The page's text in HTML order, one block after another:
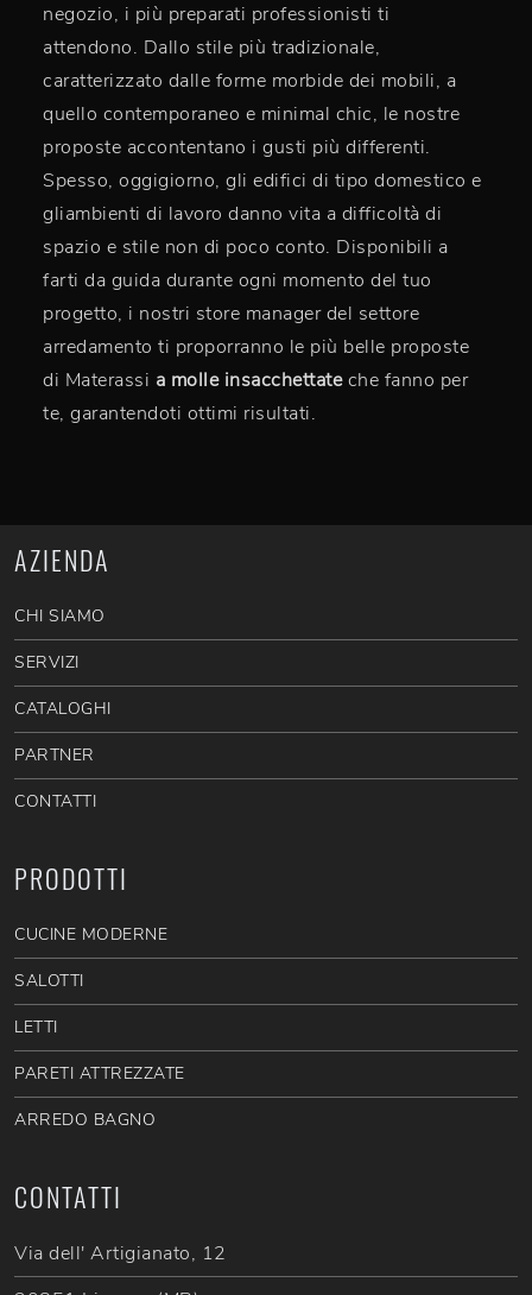
negozio, i più preparati professionisti ti
attendono. Dallo stile più tradizionale,
caratterizzato dalle forme morbide dei mobili, a
quello contemporaneo e minimal chic, le nostre
proposte accontentano i gusti più differenti.
Spesso, oggigiorno, gli edifici di tipo domestico e
gliambienti di lavoro danno vita a difficoltà di
spazio e stile non di poco conto. Disponibili a
farti da guida durante ogni momento del tuo
progetto, i nostri store manager del settore
arredamento ti proporranno le più belle proposte
di Materassi a molle insacchettateche fanno per
te, garantendoti ottimi risultati.
AZIENDA
CHI SIAMO
SERVIZI
CATALOGHI
PARTNER
CONTATTI
PRODOTTI
CUCINE MODERNE
SALOTTI
LETTI
PARETI ATTREZZATE
ARREDO BAGNO
CONTATTI
Via dell' Artigianato, 12